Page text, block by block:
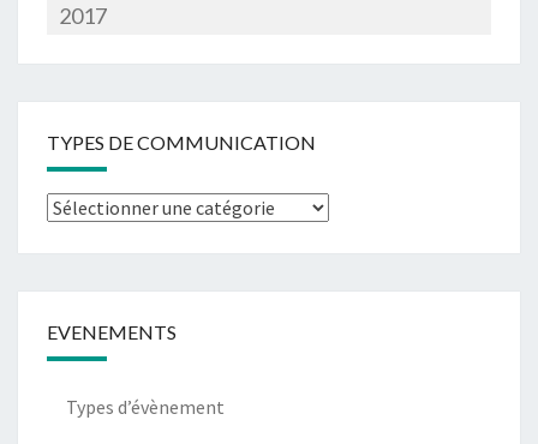
2017
TYPES DE COMMUNICATION
Types
EVENEMENTS
Types d’évènement